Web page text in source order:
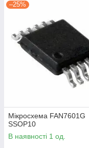
–25%
Мікросхема FAN7601G
SSOP10
В наявності 1 од.